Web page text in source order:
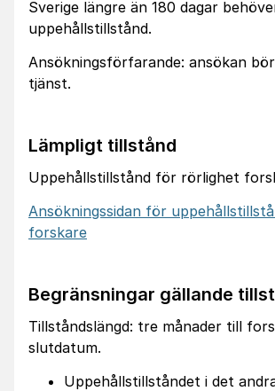
Sverige längre än 180 dagar
uppehållstillstånd.
Ansökningsförfarande: ansökan
tjänst.
Lämpligt tillstånd
Uppehållstillstånd för rörlighet
Ansökningssidan för
forskare
Begränsningar gällande
Tillståndslängd: tre månader till
slutdatum.
Uppehållstillståndet i det